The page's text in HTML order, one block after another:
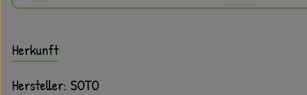
Herkunft
Hersteller: SOTO